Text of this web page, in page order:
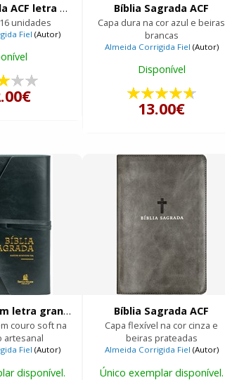
Bíblia Sagrada ACF letra maior
unidades
Fiel (Autor)
Bíblia Sagrada ACF
Capa dura na cor azul e beiras
brancas
Almeida Corrigida Fiel (Autor)
Disponível
13.00€
Bíblia ACF com letra grande com fechamento em tira
couro soft na
artesanal
Fiel (Autor)
disponível.
Bíblia Sagrada ACF
Capa flexível na cor cinza e
beiras prateadas
Almeida Corrigida Fiel (Autor)
Único exemplar disponível.